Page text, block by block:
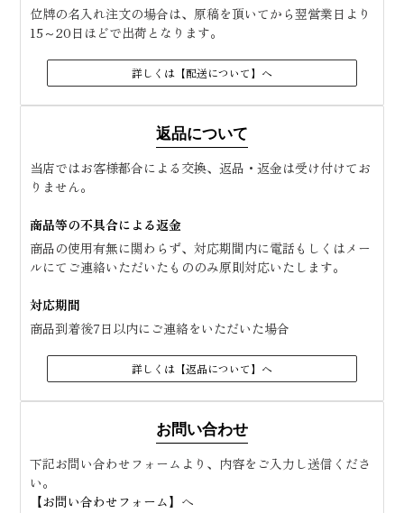
位牌の名入れ注文の場合は、原稿を頂いてから翌営業日より
15～20日ほどで出荷となります。
詳しくは【配送について】へ
返品について
当店ではお客様都合による交換、返品・返金は受け付けてお
りません。
商品等の不具合による返金
商品の使用有無に関わらず、対応期間内に電話もしくはメー
ルにてご連絡いただいたもののみ原則対応いたします。
対応期間
商品到着後7日以内にご連絡をいただいた場合
詳しくは【返品について】へ
お問い合わせ
下記お問い合わせフォームより、内容をご入力し送信くださ
い。
【お問い合わせフォーム】 へ